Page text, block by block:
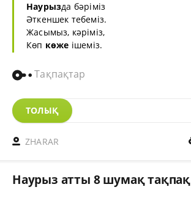
Наурызда бәріміз
Әткеншек тебеміз.
Жасымыз, кәріміз,
Көп көже ішеміз.
Тақпақтар
ТОЛЫҚ
ZHARAR
Наурыз атты 8 шумақ тақпақ